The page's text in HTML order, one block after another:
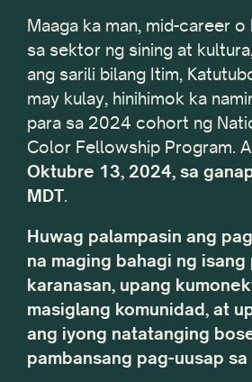
Maaga ka man, mid-career
sa sektor ng sining at
ang sarili bilang Itim,
may kulay, hinihimok ka
para sa 2024 cohort ng
Color Fellowship Program.
Oktubre 13, 2024, sa
MDT.
Huwag palampasin ang
na maging bahagi ng
karanasan, upang
masiglang komunidad, at
ang iyong natatanging
pambansang pag-uusap sa